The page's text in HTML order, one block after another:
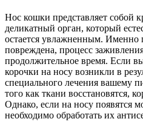
Нос кошки представляет собой
деликатный орган, который
остается увлажненным. Именно
повреждена, процесс
продолжительное время. Если
корочки на носу возникли в
специального лечения вашему
того как ткани восстановятся,
Однако, если на носу появятся
необходимо обработать их